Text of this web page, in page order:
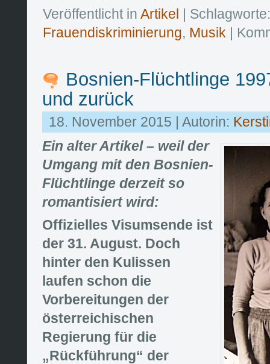
Veröffentlicht in Artikel
| Schlagworte:
Frauendiskriminierung, Musik
Bosnien-Flüchtlinge
und zurück
18. November 2015 | Autorin:
Ein alter Artikel – weil der
Umgang mit den Bosnien-
Flüchtlinge derzeit so
romantisiert wird:
Offizielles Visumsende ist
der 31. August. Doch
hinter den Kulissen
laufen schon die
Vorbereitungen der
österreichischen
Regierung für die
„Rückführung“ der